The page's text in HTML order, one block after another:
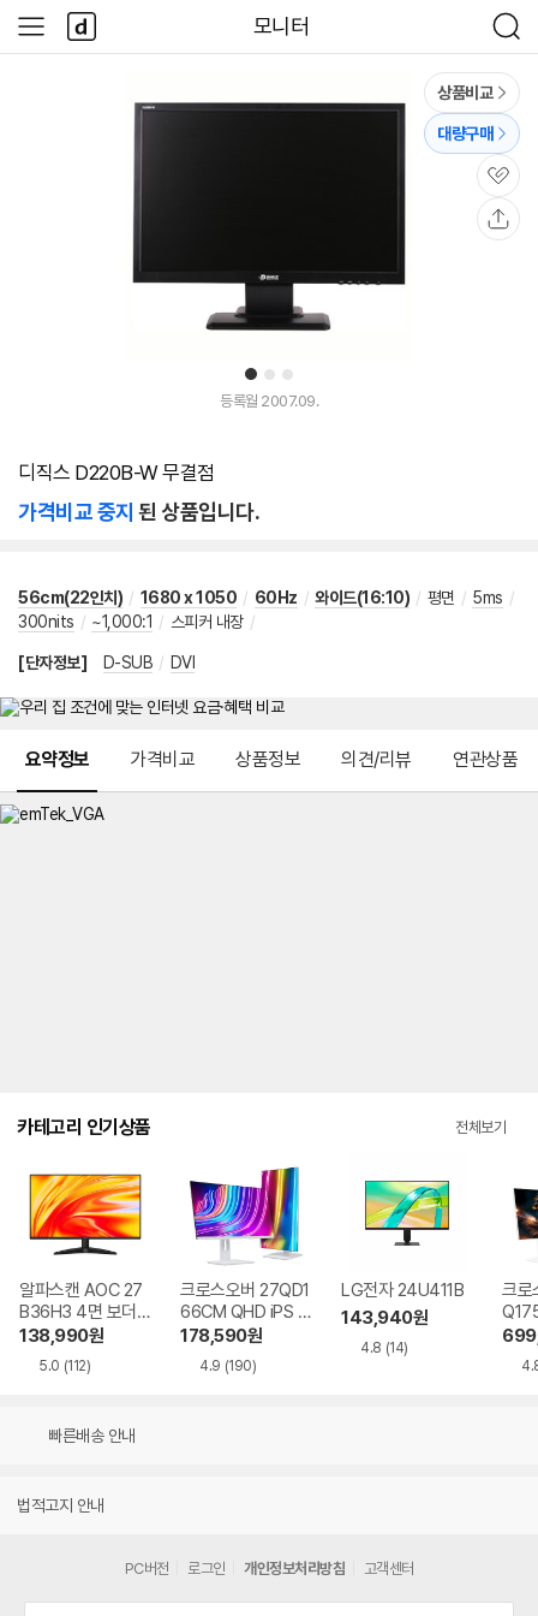
모니터
검
색
사
이
다
나
와
1 2 3
상품비교
대량구매
관
심
등록월 2007.09.
디직스 D220B-W 무결점
가격비교 중지 된 상품입니다.
56cm(22인치) / 1680 x 1050 / 60Hz / 와이드(16:10) / 평면 / 5ms /
300nits / ~1,000:1 / 스피커 내장 /
[단자정보] D-SUB / DVI
요약정보 가격비교 상품정보 의견/리뷰 연관상품
카테고리 인기상품 전체보기
알파스캔 AOC 27
B36H3 4면 보더리
스 IPS 120 시력보
호 무결점
138,990원
5.0 (112)
크로스오버 27QD1
66CM QHD iPS U
SB-C 화이트 Ai 멀
티스탠드
178,590원
4.9 (190)
LG전자 24U411B
143,940원
4.8 (14)
크로
Ai
빠른배송 안내
법적고지 안내
PC버전 로그인 개인정보처리방침 고객센터